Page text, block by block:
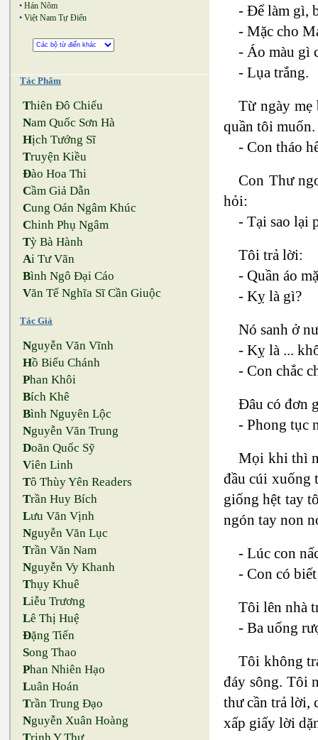
• Hán Nôm
• Việt Nam Tự Điển
Tác Phẩm
Thiên Đô Chiếu
Nam Quốc Sơn Hà
Hịch Tướng Sĩ
Truyện Kiều
Đào Hoa Thi
Cầm Giả Dẫn
Cung Oán Ngâm Khúc
Chinh Phụ Ngâm
Tỳ Bà Hành
Ai Tư Vãn
Bình Ngô Đại Cáo
Văn Tế Nghĩa Sĩ Cần Giuộc
Tác Giả
Nguyễn Văn Vĩnh
Hồ Biểu Chánh
Phan Khôi
Bích Khê
Bình Nguyên Lộc
Nguyễn Văn Trung
Doãn Quốc Sỹ
Viên Linh
Tô Thùy Yên Readers
Trần Huy Bích
Lưu Văn Vịnh
Nguyễn Văn Lục
Trần Văn Nam
Nguyễn Vy Khanh
Thụy Khuê
Liễu Trương
Lê Thị Huệ
Đặng Tiến
Song Thao
Phan Nhiên Hạo
Luân Hoán
Trần Trung Đạo
Nguyễn Xuân Hoàng
- Để làm gì,
- Mặc cho
- Áo màu gì
- Lụa trắng.
Từ ngày mẹ
quần tôi
- Con tháo
Con Thư
hỏi:
- Tại sao lại
Tôi trả lời:
- Quần áo
- Kỵ là gì?
Nó sanh ở
- Kỵ là ...
- Con chắc
Đâu có đơn
- Phong tục
Mọi khi thì
đầu cúi xuống
giống hệt tay
ngón tay non
- Lúc con
- Con có
Tôi lên nhà
- Ba uống
Tôi không
đáy sông. Tôi
thư cần trả lời,
xấp giấy lời